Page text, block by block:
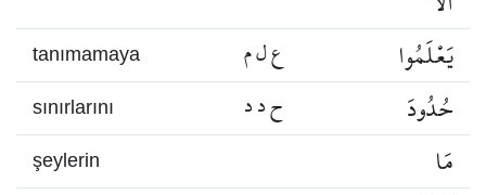
tanımamaya ع ل م يَعْلَمُوا
sınırlarını ح د د حُدُودَ
şeylerin مَا